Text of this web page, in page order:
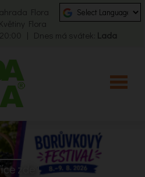
Flora
Flora
| Dnes má svátek: Lada
zde